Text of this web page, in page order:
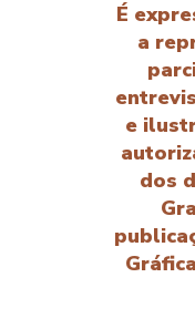
É
a
e
dos